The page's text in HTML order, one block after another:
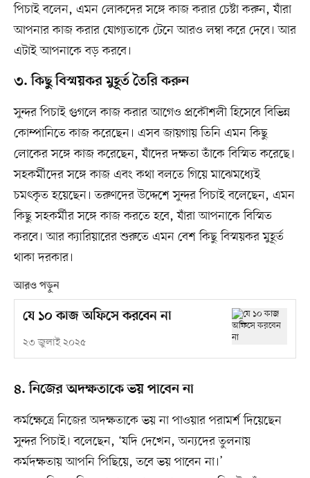
পিচাই বলেন, এমন লোকদের সঙ্গে কাজ করার চেষ্টা করুন, যাঁরা
আপনার কাজ করার যোগ্যতাকে টেনে আরও লম্বা করে দেবে। আর
এটাই আপনাকে বড় করবে।
৩. কিছু বিস্ময়কর মুহূর্ত তৈরি করুন
সুন্দর পিচাই গুগলে কাজ করার আগেও প্রকৌশলী হিসেবে বিভিন্ন
কোম্পানিতে কাজ করেছেন। এসব জায়গায় তিনি এমন কিছু
লোকের সঙ্গে কাজ করেছেন, যাঁদের দক্ষতা তাঁকে বিস্মিত করেছে।
সহকর্মীদের সঙ্গে কাজ এবং কথা বলতে গিয়ে মাঝেমধ্যেই
চমৎকৃত হয়েছেন। তরুণদের উদ্দেশে সুন্দর পিচাই বলেছেন, এমন
কিছু সহকর্মীর সঙ্গে কাজ করতে হবে, যাঁরা আপনাকে বিস্মিত
করবে। আর ক্যারিয়ারের শুরুতে এমন বেশ কিছু বিস্ময়কর মুহূর্ত
থাকা দরকার।
আরও পড়ুন
যে ১০ কাজ অফিসে করবেন না
২৩ জুলাই ২০২৫
৪. নিজের অদক্ষতাকে ভয় পাবেন না
কর্মক্ষেত্রে নিজের অদক্ষতাকে ভয় না পাওয়ার পরামর্শ দিয়েছেন
সুন্দর পিচাই। বলেছেন, ‘যদি দেখেন, অন্যদের তুলনায়
কর্মদক্ষতায় আপনি পিছিয়ে, তবে ভয় পাবেন না।’